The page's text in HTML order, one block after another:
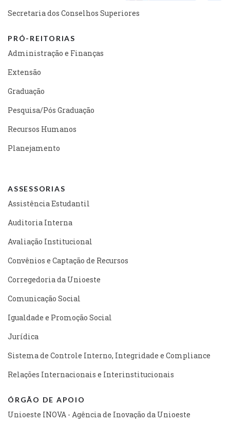
Secretaria dos Conselhos Superiores
PRÓ-REITORIAS
Administração e Finanças
Extensão
Graduação
Pesquisa/Pós Graduação
Recursos Humanos
Planejamento
ASSESSORIAS
Assistência Estudantil
Auditoria Interna
Avaliação Institucional
Convênios e Captação de Recursos
Corregedoria da Unioeste
Comunicação Social
Igualdade e Promoção Social
Jurídica
Sistema de Controle Interno, Integridade e Compliance
Relações Internacionais e Interinstitucionais
ÓRGÃO DE APOIO
Unioeste INOVA - Agência de Inovação da Unioeste